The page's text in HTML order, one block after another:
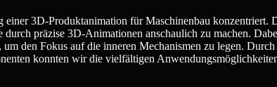
3D-Produktanimation für Maschinenbau konzentriert.
präzise 3D-Animationen anschaulich zu machen.
den Fokus auf die inneren Mechanismen zu legen. Durch
konnten wir die vielfältigen